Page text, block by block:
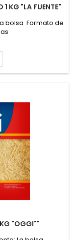
KG "LA FUENTE"
bolsa Formato de
KG "OGGI""